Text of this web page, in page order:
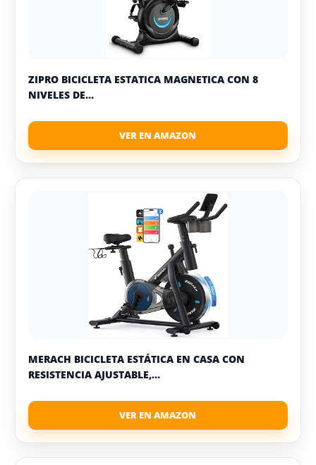
ZIPRO BICICLETA ESTATICA MAGNETICA CON 8
NIVELES DE...
MERACH BICICLETA ESTÁTICA EN CASA CON
RESISTENCIA AJUSTABLE,...